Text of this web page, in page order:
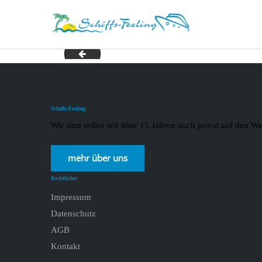
Angebote Europa_page-0002
Schiffs-Feeling
Wir sind selbst seit über 15 Jahren auch privat auf den
mehr über uns
Rechtliches
Impressum
Datenschutz
AGB
Kontakt